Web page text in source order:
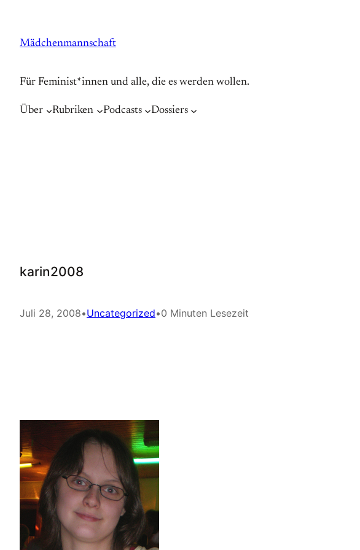
springen
Mädchenmannschaft
Für Feminist*innen und alle, die es werden wollen.
Über Rubriken Podcasts Dossiers
karin2008
Juli 28, 2008•Uncategorized•0 Minuten Lesezeit